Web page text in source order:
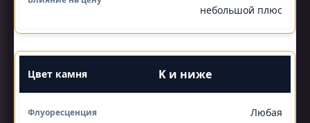
небольшой плюс
K и ниже
Любая